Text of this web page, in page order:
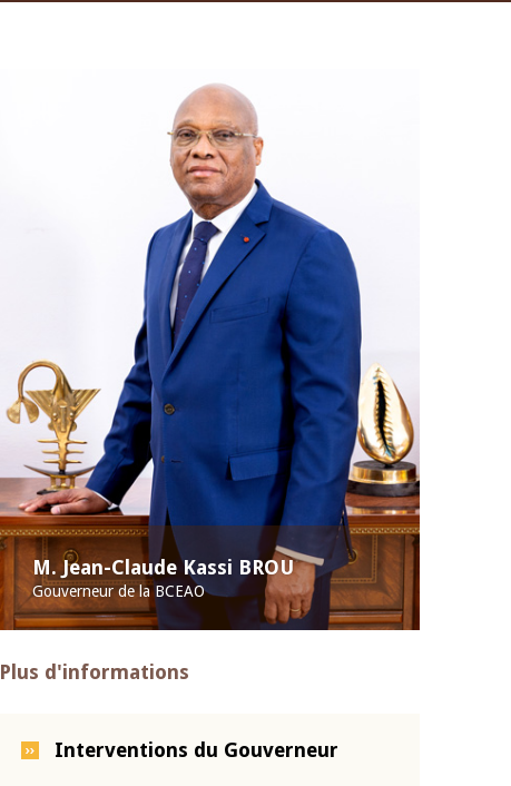
M. Jean-Claude Kassi BROU
Gouverneur de la BCEAO
Plus d'informations
Interventions du Gouverneur